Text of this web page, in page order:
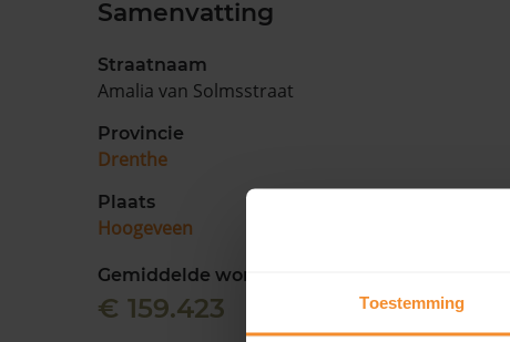
Toestemming
Samenvatting
Straatnaam
Amalia van Solmsstraat
Provincie
Drenthe
Plaats
Hoogeveen
Gemiddelde woningwaarde
€ 159.423